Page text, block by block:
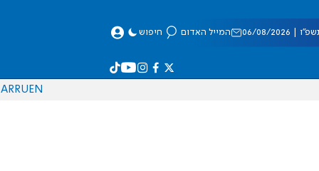
08/2026 המייל האדום חיפוש
EN
RU
AR